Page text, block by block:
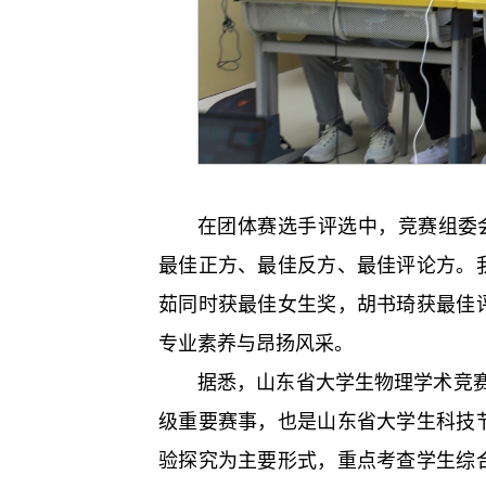
在团体赛选手评选中，竞赛组
最佳正方、最佳反方、最佳评论方
茹同时获最佳女生奖，胡书琦获最
专业素养与昂扬风采。
据悉，山东省大学生物理学术竞
级重要赛事，也是山东省大学生科
验探究为主要形式，重点考查学生